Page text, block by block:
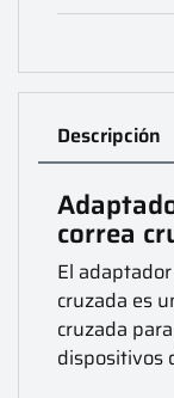
Descripción
correa
El
cruzada es
cruzada
dispositivos